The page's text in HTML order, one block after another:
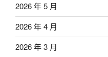
2026 年 5 月
2026 年 4 月
2026 年 3 月